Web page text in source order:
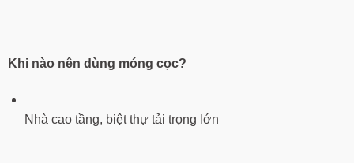
Khi nào nên dùng móng cọc?
Nhà cao tầng, biệt thự tải trọng lớn